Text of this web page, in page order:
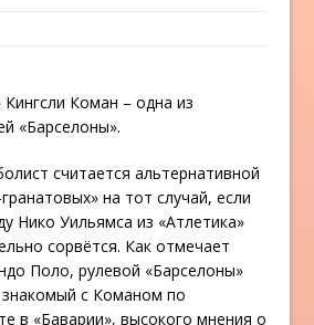
Кингсли Коман – одна из
«Барселоны».
считается альтернативной
на тот случай, если
Нико Уильямса из «Атлетика»
сорвётся. Как отмечает
Поло, рулевой «Барселоны»
с Команом по
в «Баварии», высокого мнения о